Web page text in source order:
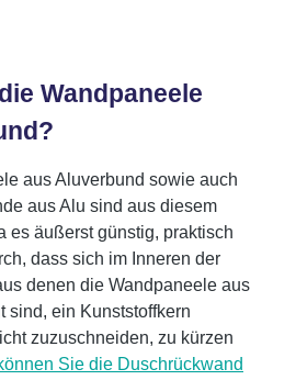
Wandpaneele
aus Aluverbund sowie auch
aus Alu sind aus diesem
es äußerst günstig, praktisch
dass sich im Inneren der
denen die Wandpaneele aus
sind, ein Kunststoffkern
zuzuschneiden, zu kürzen
Sie die Duschrückwand